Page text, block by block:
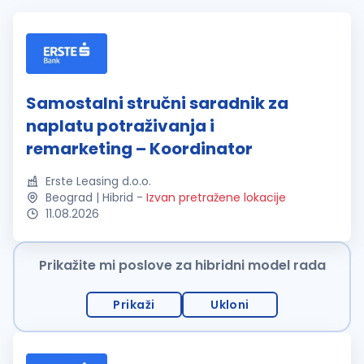
Samostalni stručni saradnik za
naplatu potraživanja i
remarketing – Koordinator
Erste Leasing d.o.o.
Beograd | Hibrid - Izvan pretražene lokacije
11.08.2026
Prikažite mi poslove za hibridni model rada
Prikaži Ukloni